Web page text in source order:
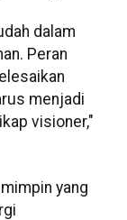
dalam
Peran
menjadi
visioner,"
yang